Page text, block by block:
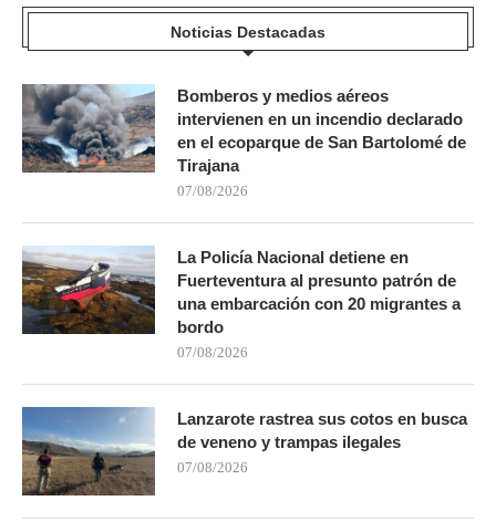
Noticias Destacadas
Bomberos y medios aéreos
intervienen en un incendio declarado
en el ecoparque de San Bartolomé de
Tirajana
07/08/2026
La Policía Nacional detiene en
Fuerteventura al presunto patrón de
una embarcación con 20 migrantes a
bordo
07/08/2026
Lanzarote rastrea sus cotos en busca
de veneno y trampas ilegales
07/08/2026